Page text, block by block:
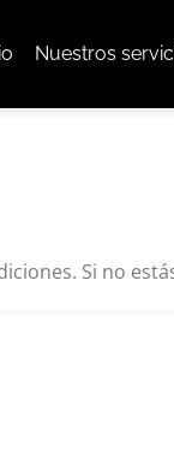
Nuestros
Si no